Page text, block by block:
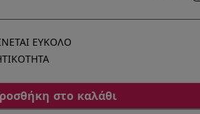
ΕΥΚΟΛΟ
στο καλάθι